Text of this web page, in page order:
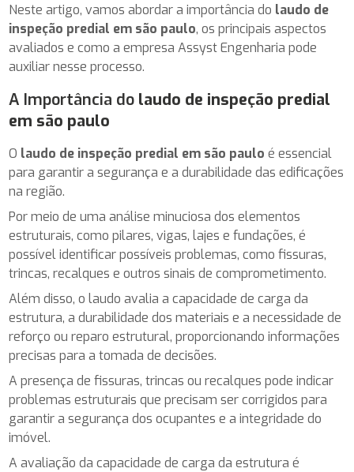
Neste artigo, vamos abordar a importância do laudo de
inspeção predial em são paulo, os principais aspectos
avaliados e como a empresa Assyst Engenharia pode
auxiliar nesse processo.
A Importância do laudo de inspeção predial
em são paulo
O laudo de inspeção predial em são paulo é essencial
para garantir a segurança e a durabilidade das edificações
na região.
Por meio de uma análise minuciosa dos elementos
estruturais, como pilares, vigas, lajes e fundações, é
possível identificar possíveis problemas, como fissuras,
trincas, recalques e outros sinais de comprometimento.
Além disso, o laudo avalia a capacidade de carga da
estrutura, a durabilidade dos materiais e a necessidade de
reforço ou reparo estrutural, proporcionando informações
precisas para a tomada de decisões.
A presença de fissuras, trincas ou recalques pode indicar
problemas estruturais que precisam ser corrigidos para
garantir a segurança dos ocupantes e a integridade do
imóvel.
A avaliação da capacidade de carga da estrutura é